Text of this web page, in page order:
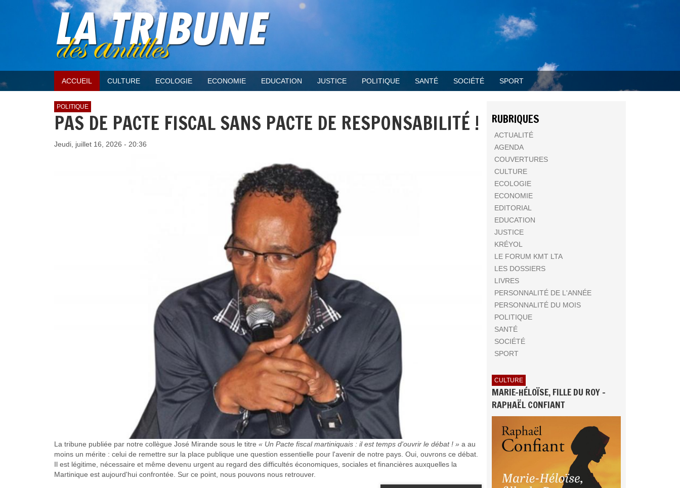
ACCUEIL CULTURE ECOLOGIE ECONOMIE EDUCATION JUSTICE POLITIQUE SANTÉ SOCIÉTÉ SPORT
POLITIQUE
PAS DE PACTE FISCAL SANS PACTE DE RESPONSABILITÉ !
Jeudi, juillet 16, 2026 - 20:36
La tribune publiée par notre collègue José Mirande sous le titre « Un Pacte fiscal martiniquais : il est temps d'ouvrir le débat ! » a au
moins un mérite : celui de remettre sur la place publique une question essentielle pour l'avenir de notre pays. Oui, ouvrons ce débat.
Il est légitime, nécessaire et même devenu urgent au regard des difficultés économiques, sociales et financières auxquelles la
Martinique est aujourd'hui confrontée. Sur ce point, nous pouvons nous retrouver.
RUBRIQUES
ACTUALITÉ
AGENDA
COUVERTURES
CULTURE
ECOLOGIE
ECONOMIE
EDITORIAL
EDUCATION
JUSTICE
KRÉYOL
LE FORUM KMT LTA
LES DOSSIERS
LIVRES
PERSONNALITÉ DE L'ANNÉE
PERSONNALITÉ DU MOIS
POLITIQUE
SANTÉ
SOCIÉTÉ
SPORT
CULTURE
MARIE-HÉLOÏSE, FILLE DU ROY -
RAPHAËL CONFIANT